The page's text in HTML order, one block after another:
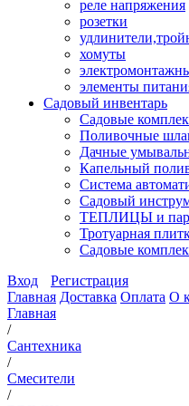
реле напряжения
розетки
хомуты
элементы
Садовый инвентарь
Садовые
Поливочные
Дачные
Капельный
Система
Садовый
ТЕПЛИЦЫ и
Тротуарная
Садовые
Вход
Регистрация
Главная Доставка Оплата О
Главная
/
Сантехника
/
Смесители
/